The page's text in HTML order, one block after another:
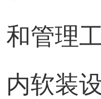
校、研
和管理